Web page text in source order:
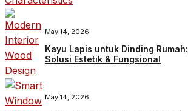
May 14, 2026
Kayu Lapis untuk Dinding Rumah:
Solusi Estetik & Fungsional
May 14, 2026